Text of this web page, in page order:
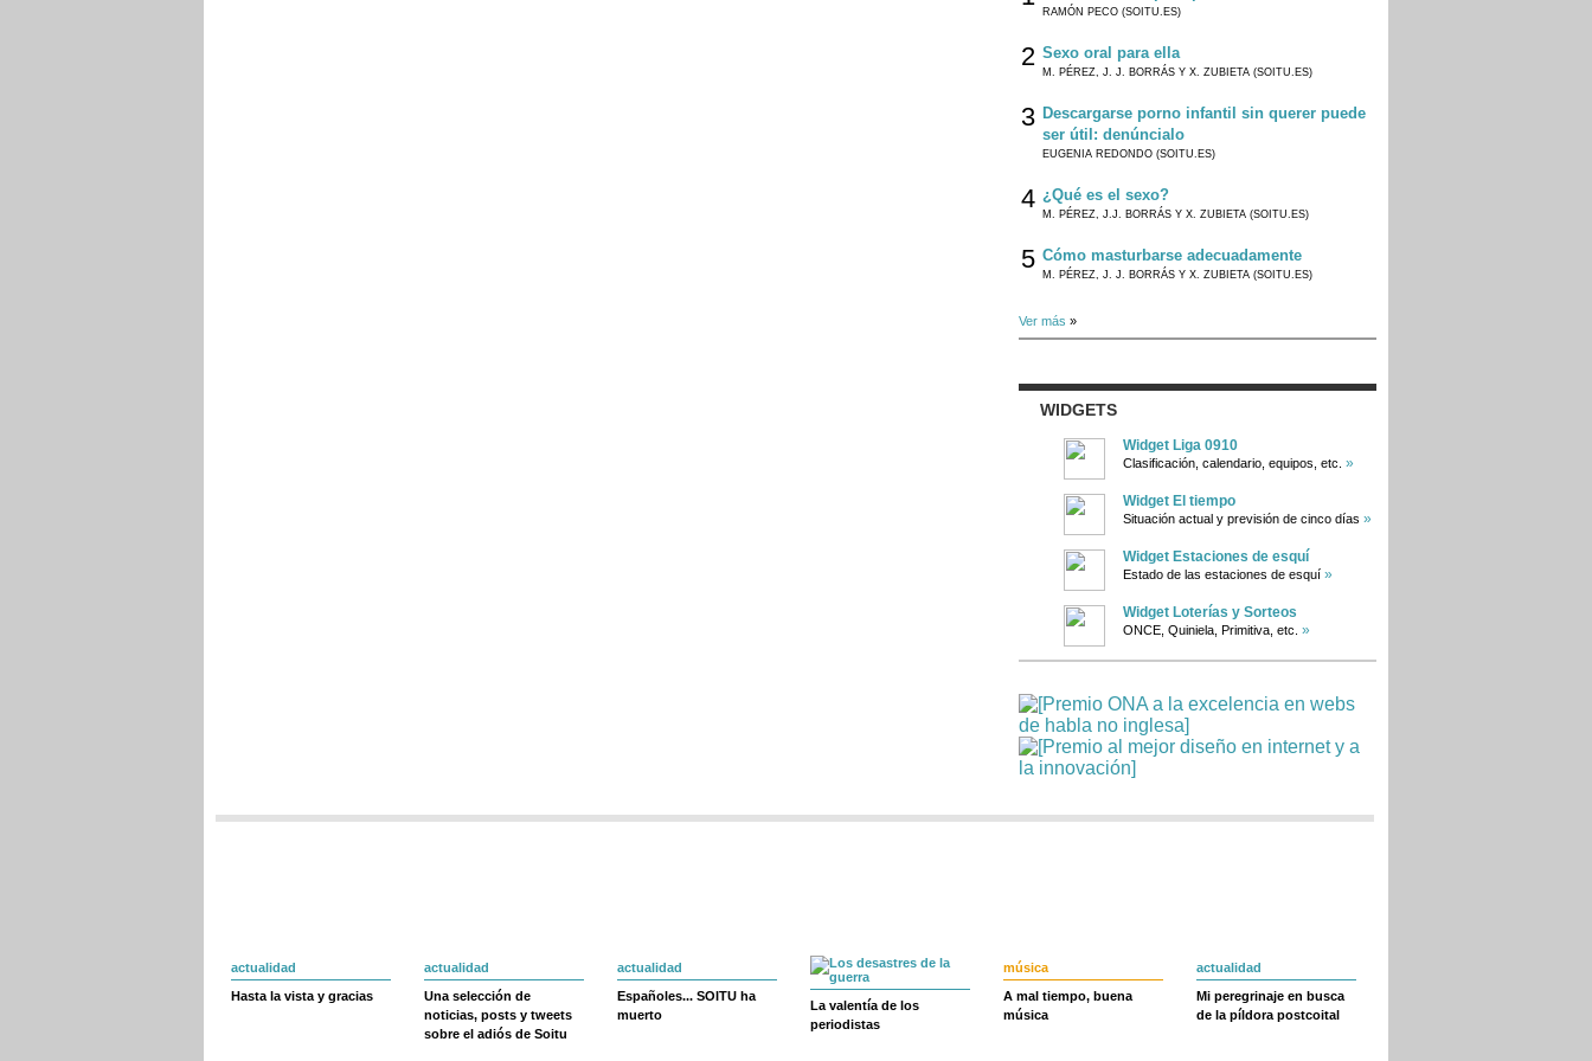
RAMÓN PECO (SOITU.ES)
2 Sexo oral para ella
M. PÉREZ, J. J. BORRÁS Y X. ZUBIETA (SOITU.ES)
3 Descargarse porno infantil sin querer puede
ser útil: denúncialo
EUGENIA REDONDO (SOITU.ES)
4 ¿Qué es el sexo?
M. PÉREZ, J.J. BORRÁS Y X. ZUBIETA (SOITU.ES)
5 Cómo masturbarse adecuadamente
M. PÉREZ, J. J. BORRÁS Y X. ZUBIETA (SOITU.ES)
Ver más »
WIDGETS
Widget Liga 0910
Clasificación, calendario, equipos, etc. »
Widget El tiempo
Situación actual y previsión de cinco días »
Widget Estaciones de esquí
Estado de las estaciones de esquí »
Widget Loterías y Sorteos
ONCE, Quiniela, Primitiva, etc. »
actualidad
Hasta la vista y gracias
actualidad
Una selección de
noticias, posts y tweets
sobre el adiós de Soitu
actualidad
Españoles... SOITU ha
muerto
La valentía de los
periodistas
música
A mal tiempo, buena
música
actualidad
Mi peregrinaje en busca
de la píldora postcoital